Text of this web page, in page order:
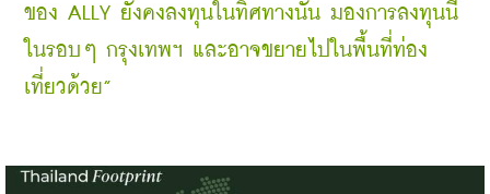
ของ ALLY ยังคงลงทุนในทิศทางนั้น มองการลงทุนนี้
ในรอบๆ กรุงเทพฯ และอาจขยายไปในพื้นที่ท่อง
เที่ยวด้วย”